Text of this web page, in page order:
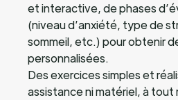
et interactive, de phases
(niveau d’anxiété, type de
sommeil, etc.) pour obtenir
personnalisées.
Des exercices simples et
assistance ni matériel, à tout